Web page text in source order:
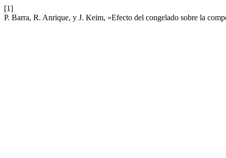
[1]
P. Barra, R. Anrique, y J. Keim, «Efecto del congelado sobre la